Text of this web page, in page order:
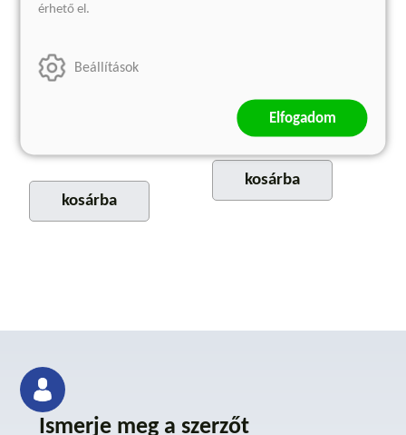
(E-könyv)
Lina Areklew
Eredeti ár:
kosárba
2 774 Ft
Eredeti ár:3 699 Ft
kosárba
Ismerje meg a szerzőt
érhető el.
Beállítások
Elfogadom